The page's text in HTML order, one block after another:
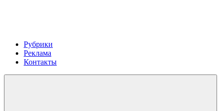
Рубрики
Реклама
Контакты